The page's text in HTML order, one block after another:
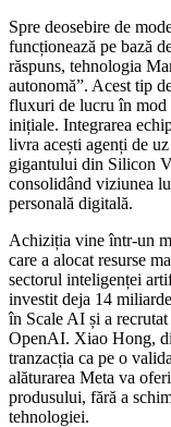
Spre deosebire de
funcționează pe bază
răspuns, tehnologia
autonomă”. Acest tip
fluxuri de lucru în mod
inițiale. Integrarea
livra acești agenți de
gigantului din Silicon
consolidând viziunea
personală digitală.
Achiziția vine într-un
care a alocat resurse
sectorul inteligenței
investit deja 14
în Scale AI și a
OpenAI. Xiao Hong,
tranzacția ca pe o
alăturarea Meta va
produsului, fără a
tehnologiei.